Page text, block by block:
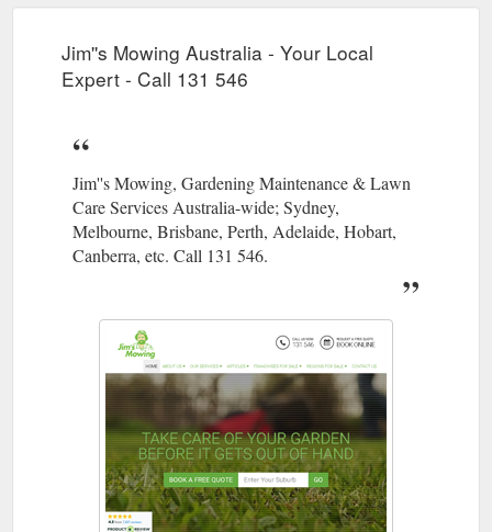
Jim''s Mowing Australia - Your Local
Expert - Call 131 546
Jim''s Mowing, Gardening Maintenance & Lawn
Care Services Australia-wide; Sydney,
Melbourne, Brisbane, Perth, Adelaide, Hobart,
Canberra, etc. Call 131 546.